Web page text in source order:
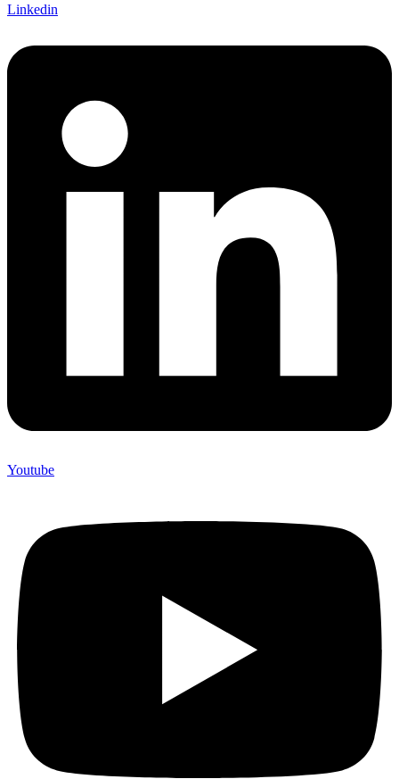
Linkedin
Youtube